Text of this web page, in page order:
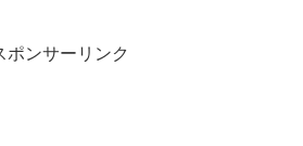
ポンサーリンク